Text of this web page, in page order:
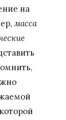
на
масса